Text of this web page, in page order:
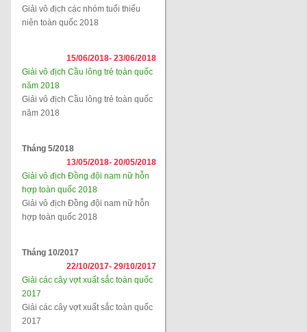
Giải vô địch các nhóm tuổi thiếu
niên toàn quốc 2018
15/06/2018- 23/06/2018
Giải vô địch Cầu lông trẻ toàn quốc
năm 2018
Giải vô địch Cầu lông trẻ toàn quốc
năm 2018
Tháng 5/2018
13/05/2018- 20/05/2018
Giải vô địch Đồng đội nam nữ hỗn
hợp toàn quốc 2018
Giải vô địch Đồng đội nam nữ hỗn
hợp toàn quốc 2018
Tháng 10/2017
22/10/2017- 29/10/2017
Giải các cây vợt xuất sắc toàn quốc
2017
Giải các cây vợt xuất sắc toàn quốc
2017